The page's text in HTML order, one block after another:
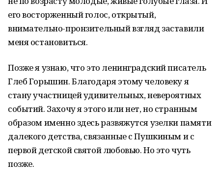
его восторженный голос, открытый,
внимательно-пронзительный взгляд заставили
меня остановиться.
Позже я узнаю, что это ленинградский писатель
Глеб Горышин. Благодаря этому человеку я
стану участницей удивительных, невероятных
событий. Захочу я этого или нет, но странным
образом именно здесь развяжутся узелки памяти
далекого детства, связанные с Пушкиным и с
первой детской святой любовью. Но это чуть
позже.